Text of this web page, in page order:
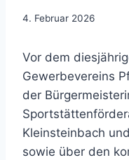
4. Februar 2026
Vor dem
Gewerbevereins
der
Kleinsteinbach
sowie über den